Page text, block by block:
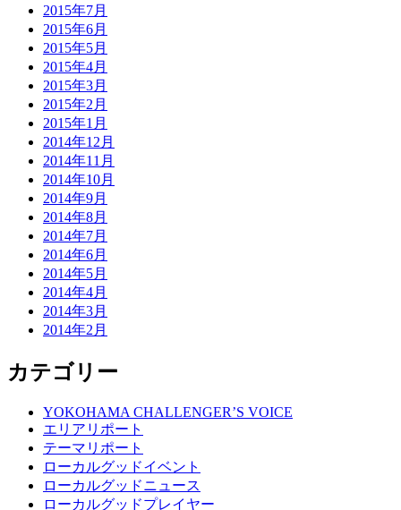
2015年7月
2015年6月
2015年5月
2015年4月
2015年3月
2015年2月
2015年1月
2014年12月
2014年11月
2014年10月
2014年9月
2014年8月
2014年7月
2014年6月
2014年5月
2014年4月
2014年3月
2014年2月
カテゴリー
YOKOHAMA CHALLENGER’S VOICE
エリアリポート
テーマリポート
ローカルグッドイベント
ローカルグッドニュース
ローカルグッドプレイヤー